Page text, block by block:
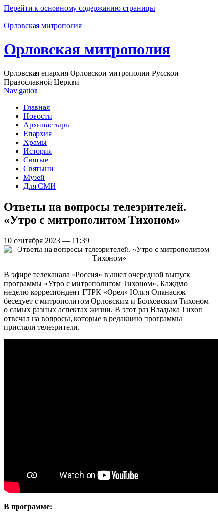
Перейти к основному содержанию страницы
Орловская митрополия
Орловская митрополия
Орловская епархия Орловской митрополии Русской
Православной Церкви
Navigation
Главная
Новости
Архипастырь
Епархия
Храмы
История
Святые
Святыни
Музей
Для СМИ
Ответы на вопросы телезрителей.
«Утро с митрополитом Тихоном»
10 сентября 2023 — 11:39
В эфире телеканала «Россия» вышел очередной выпуск
программы «Утро с митрополитом Тихоном». Каждую
неделю корреспондент ГТРК «Орел» Юлия Опанасюк
беседует с митрополитом Орловским и Болховским Тихоном
о самых разных аспектах жизни. В этот раз Владыка Тихон
отвечал на вопросы, которые в редакцию программы
прислали телезрители.
В программе: